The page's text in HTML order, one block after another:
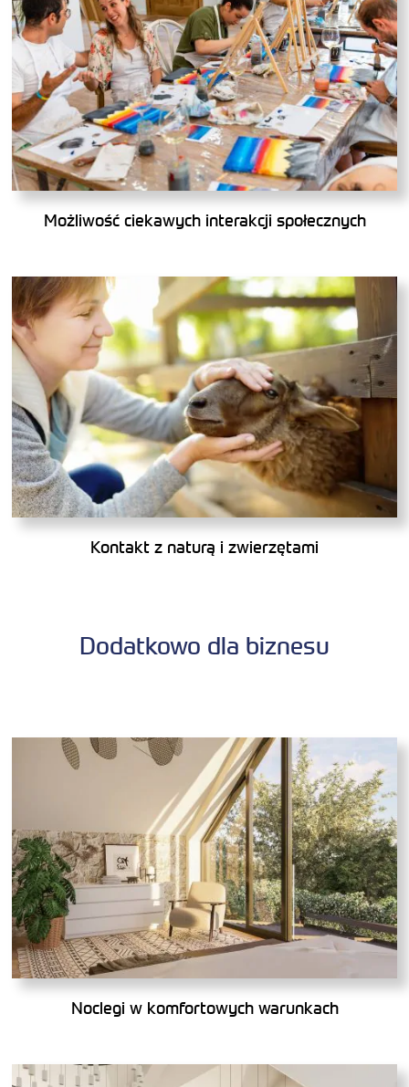
Możliwość ciekawych interakcji społecznych
Kontakt z naturą i zwierzętami
Dodatkowo dla biznesu
Noclegi w komfortowych warunkach